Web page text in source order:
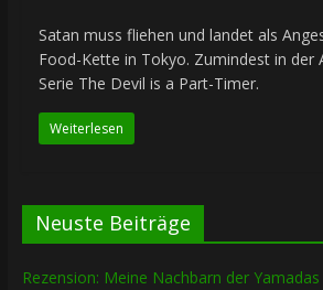
Satan muss fliehen und landet als
Food-Kette in Tokyo. Zumindest in der
Serie The Devil is a Part-Timer.
Weiterlesen
Neuste Beiträge
Rezension: Meine Nachbarn der Yamadas